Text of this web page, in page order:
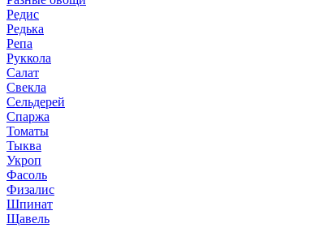
Редис
Редька
Репа
Руккола
Салат
Свекла
Сельдерей
Спаржа
Томаты
Тыква
Укроп
Фасоль
Физалис
Шпинат
Щавель